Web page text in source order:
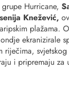
Hurricane,
Knežević,
plažama.
ekranizirale
riječima, svjetskog
i pripremaju za